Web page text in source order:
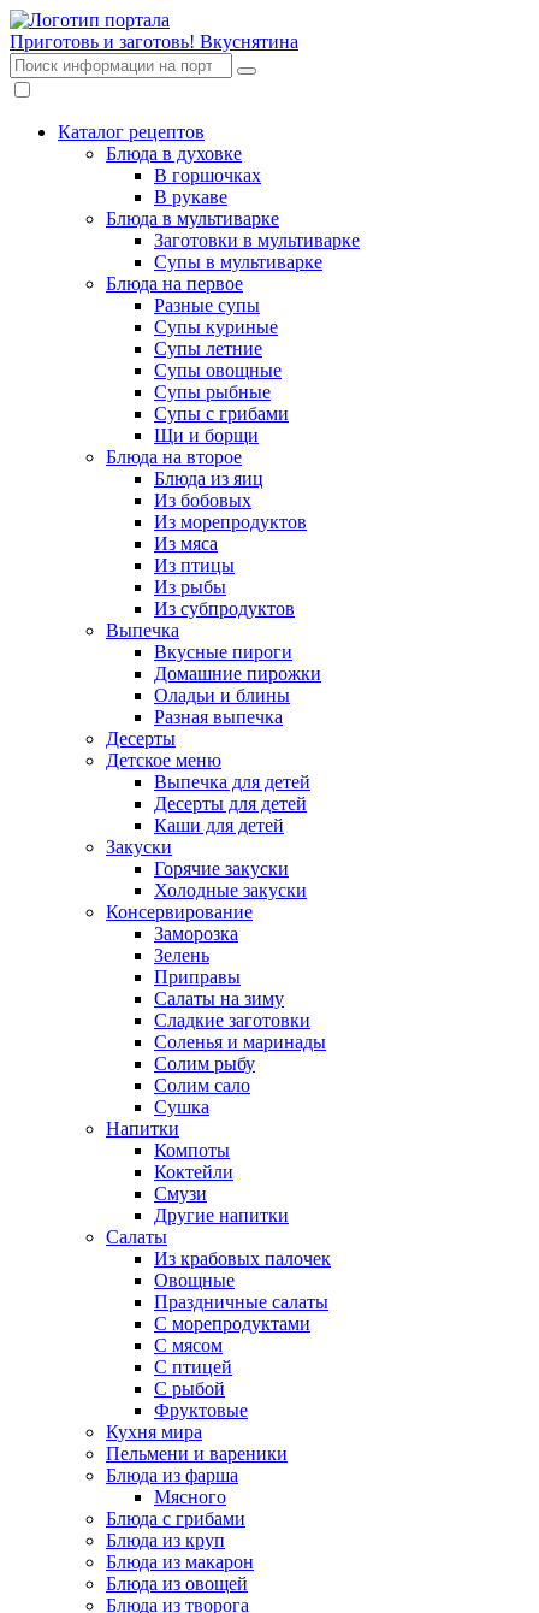
Приготовь и заготовь! Вкуснятина
Каталог рецептов
Блюда в духовке
В горшочках
В рукаве
Блюда в мультиварке
Заготовки в мультиварке
Супы в мультиварке
Блюда на первое
Разные супы
Супы куриные
Супы летние
Супы овощные
Супы рыбные
Супы с грибами
Щи и борщи
Блюда на второе
Блюда из яиц
Из бобовых
Из морепродуктов
Из мяса
Из птицы
Из рыбы
Из субпродуктов
Выпечка
Вкусные пироги
Домашние пирожки
Оладьи и блины
Разная выпечка
Десерты
Детское меню
Выпечка для детей
Десерты для детей
Каши для детей
Закуски
Горячие закуски
Холодные закуски
Консервирование
Заморозка
Зелень
Приправы
Салаты на зиму
Сладкие заготовки
Соленья и маринады
Солим рыбу
Солим сало
Сушка
Напитки
Компоты
Коктейли
Смузи
Другие напитки
Салаты
Из крабовых палочек
Овощные
Праздничные салаты
С морепродуктами
С мясом
С птицей
С рыбой
Фруктовые
Кухня мира
Пельмени и вареники
Блюда из фарша
Мясного
Блюда с грибами
Блюда из круп
Блюда из макарон
Блюда из овощей
Блюда из творога